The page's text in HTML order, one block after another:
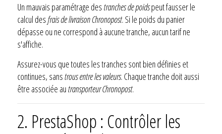
Un mauvais paramétrage destranches de poidspeut fausser le
calcul desfrais de livraison Chronopost. Si le poids du panier
dépasse ou ne correspond à aucune tranche, aucun tarif ne
s'affiche.
Assurez-vous que toutes les tranches sont bien définies et
continues, sanstrous entre les valeurs. Chaque tranche doit aussi
être associée autransporteur Chronopost.
2. PrestaShop : Contrôler les